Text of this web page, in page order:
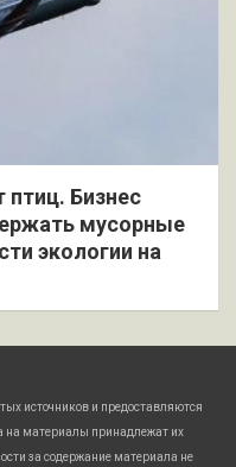
птиц. Бизнес
мусорные
экологии на
источников и предоставляются
на материалы принадлежат их
за содержание материала не